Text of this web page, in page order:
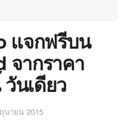
แจกฟรีบน
จากราคา
นเดียว
นายน 2015